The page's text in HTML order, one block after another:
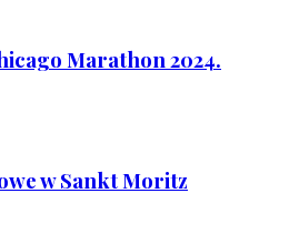
Marathon 2024.
w Sankt Moritz